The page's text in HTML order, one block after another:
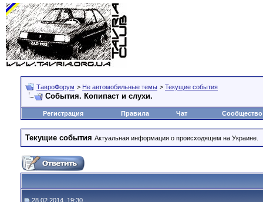
ТавроФорум > Не автомобильные темы > Текущие события
События. Копипаст и слухи.
Регистрация Правила Чат Сообщество
Текущие события Актуальная информация о происходящем на Украине.
28.02.2014, 19:30